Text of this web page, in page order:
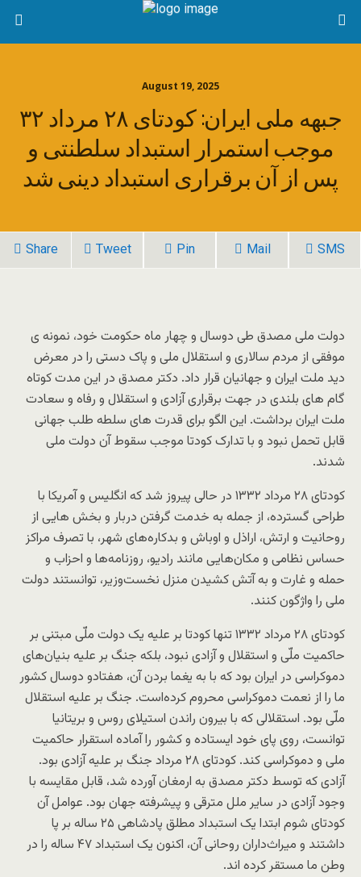
August 19, 2025
جبهه ملی ایران: کودتای ۲۸ مرداد ۳۲
موجب استمرار استبداد سلطنتی و
پس از آن برقراری استبداد دینی شد
Share Tweet Pin Mail SMS
دولت ملی مصدق طی دوسال و چهار ماه حکومت خود، نمونه ی
موفقی از مردم سالاری و استقلال ملی و پاک دستی را در معرض
دید ملت ایران و جهانیان قرار داد. دکتر مصدق در این مدت کوتاه
گام های بلندی در جهت برقراری آزادی و استقلال و رفاه و سعادت
ملت ایران برداشت. این الگو برای قدرت های سلطه طلب جهانی
قابل تحمل نبود و با تدارک کودتا موجب سقوط آن دولت ملی
شدند.
کودتای ۲۸ مرداد ۱۳۳۲ در حالی پیروز شد که انگليس و آمریکا با
طراحی گسترده، از جمله به خدمت گرفتن دربار و بخش هایی از
روحانیت و ارتش، اراذل و اوباش و بدکاره‌های شهر، با تصرف مراکز
حساس نظامی و مکان‌هایی مانند رادیو، روزنامه‌ها و احزاب و
حمله و غارت و به آتش کشیدن منزل نخست‌وزیر، توانستند دولت
ملی را واژگون کنند.
کودتای ۲۸ مرداد ۱۳۳۲ تنها کودتا بر علیه یک دولت ملّی مبتنی بر
حاکمیت ملّی و استقلال و آزادی نبود، بلکه جنگ بر علیه بنیان‌های
دموکراسی در ایران بود که با به یغما بردن آن، هفتادو دوسال کشور
ما را از نعمت دموکراسی محروم کرده‌است. جنگ بر علیه استقلال
ملّی بود. استقلالی که با بیرون راندن استیلای روس و بريتانيا
توانست، روی پای خود ایستاده و کشور را آماده استقرار حاکمیت
ملی و دموکراسی کند. کودتای ۲۸ مرداد جنگ بر علیه آزادی بود.
آزادی که توسط دکتر مصدق به ارمغان آورده شد، قابل مقایسه با
وجود آزادی در سایر ملل مترقی و پیشرفته جهان بود. عوامل آن
کودتای شوم ابتدا یک استبداد مطلق پادشاهی ۲۵ ساله بر پا
داشتند و میراث‌داران روحانی آن، اکنون یک استبداد ۴۷ ساله را در
وطن ما مستقر کرده اند.